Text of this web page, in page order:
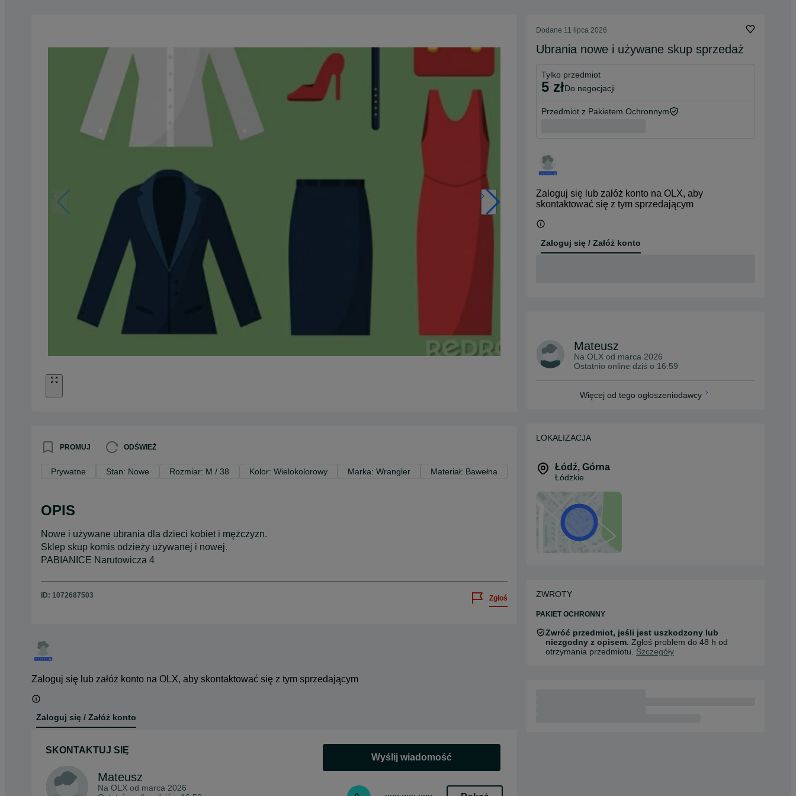
PROMUJ ODŚWIEŻ
Prywatne Stan: Nowe Rozmiar: M / 38 Kolor: Wielokolorowy Marka: Wrangler Materiał: Bawełna
OPIS
Nowe i używane ubrania dla dzieci kobiet i mężczyzn.
Sklep skup komis odzieży używanej i nowej.
PABIANICE Narutowicza 4
ID: 1072687503 Zgłoś
Zaloguj się lub załóż konto na OLX, aby skontaktować się z tym sprzedającym
Zaloguj się / Załóż konto
SKONTAKTUJ SIĘ
Mateusz
Na OLX od marca 2026
Wyślij wiadomość
Dodane 11 lipca 2026
Ubrania nowe i używane skup sprzedaż
Tylko przedmiot
5 zł do negocjacji
Przedmiot z Pakietem Ochronnym
Zaloguj się lub załóż konto na OLX, aby
skontaktować się z tym sprzedającym
Zaloguj się / Załóż konto
Mateusz
Na OLX od marca 2026
Ostatnio online dziś o 16:59
Więcej od tego ogłoszeniodawcy
LOKALIZACJA
Łódź, Górna
Łódzkie
ZWROTY
PAKIET OCHRONNY
Zwróć przedmiot, jeśli jest uszkodzony lub
niezgodny z opisem. Zgłoś problem do 48 h od
otrzymania przedmiotu. Szczegóły